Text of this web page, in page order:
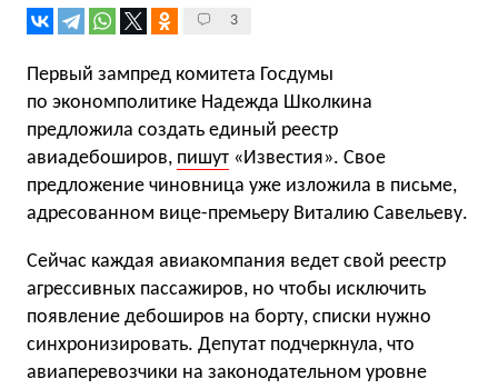
3
Первый зампред комитета Госдумы
по экономполитике Надежда Школкина
предложила создать единый реестр
авиадебоширов, пишут «Известия». Свое
предложение чиновница уже изложила в письме,
адресованном вице-премьеру Виталию Савельеву.
Сейчас каждая авиакомпания ведет свой реестр
агрессивных пассажиров, но чтобы исключить
появление дебоширов на борту, списки нужно
синхронизировать. Депутат подчеркнула, что
авиаперевозчики на законодательном уровне